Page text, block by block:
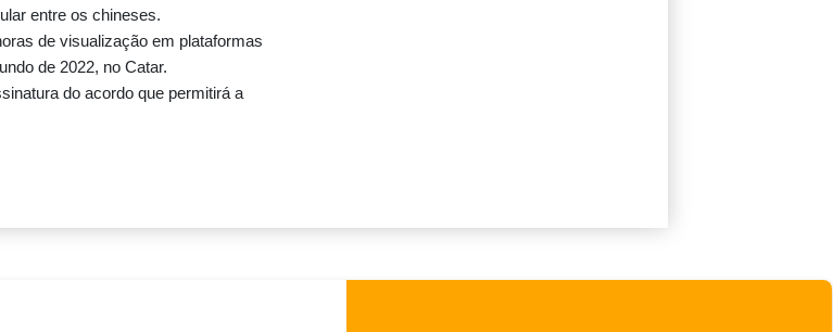
entre os chineses.
de visualização em plataformas
de 2022, no Catar.
do acordo que permitirá a